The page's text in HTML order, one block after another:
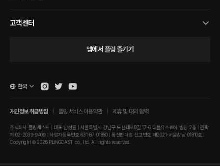
고객센터
앱에서 플링 즐기기
개인정보 취급방침 플링 서비스 이용약관 제휴 및 대외 협력
주식회사 플링캐스트 | 대표 남성률 | 서울특별시 강남구 도산대로8길 17-6 더블유스퀘어 빌딩 2층 | 연락
처 02-2039-9409 | 사업자등록번호 631-87-01880 | 통신판매업 신고번호 제2021-서울강남-01810호 |
Copyright © 2026 PLINGCAST co., ltd. All rights reserved.
한국